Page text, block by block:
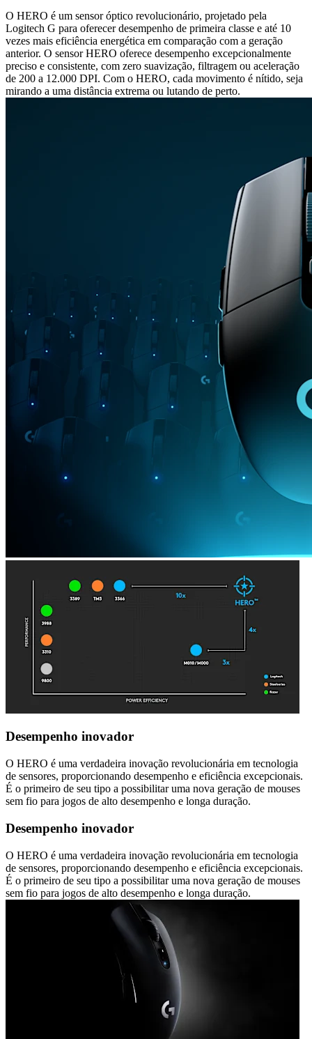
O HERO é um sensor óptico revolucionário, projetado pela
Logitech G para oferecer desempenho de primeira classe e até 10
vezes mais eficiência energética em comparação com a geração
anterior. O sensor HERO oferece desempenho excepcionalmente
preciso e consistente, com zero suavização, filtragem ou aceleração
de 200 a 12.000 DPI. Com o HERO, cada movimento é nítido, seja
mirando a uma distância extrema ou lutando de perto.
Desempenho inovador
O HERO é uma verdadeira inovação revolucionária em tecnologia
de sensores, proporcionando desempenho e eficiência excepcionais.
É o primeiro de seu tipo a possibilitar uma nova geração de mouses
sem fio para jogos de alto desempenho e longa duração.
Desempenho inovador
O HERO é uma verdadeira inovação revolucionária em tecnologia
de sensores, proporcionando desempenho e eficiência excepcionais.
É o primeiro de seu tipo a possibilitar uma nova geração de mouses
sem fio para jogos de alto desempenho e longa duração.